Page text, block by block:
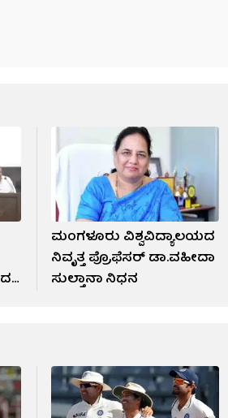
ಮಂಗಳೂರು ವಿಶ್ವವಿದ್ಯಾಲಯದ
ನಿವೃತ್ತ ಪ್ರೊಫೆಸರ್‌ ಡಾ.ವಹೀದಾ
ಸುಲ್ತಾನಾ ನಿಧನ